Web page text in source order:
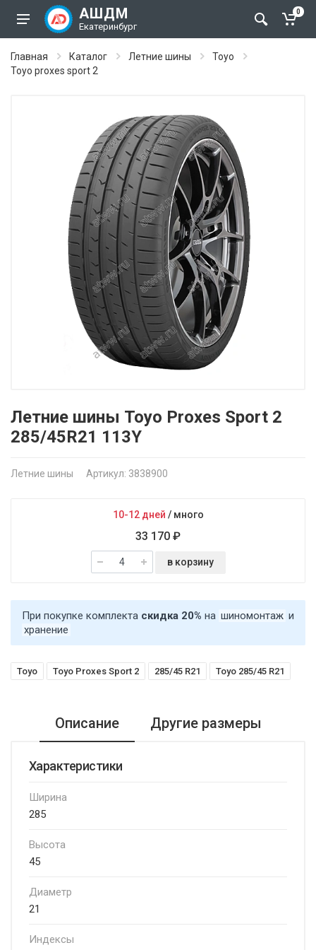
АШДМ
Екатеринбург
0
Главная Каталог Летние шины
Toyo
Toyo proxes sport 2
Летние шины Toyo Proxes Sport 2
285/45R21 113Y
Летние шины Артикул: 3838900
10-12 дней / много
33 170 ₽
в корзину
При покупке комплекта скидка 20% на шиномонтаж и
хранение
Toyo Toyo Proxes Sport 2 285/45 R21 Toyo 285/45 R21
Описание Другие размеры
Характеристики
Ширина
285
Высота
45
Диаметр
21
Индексы